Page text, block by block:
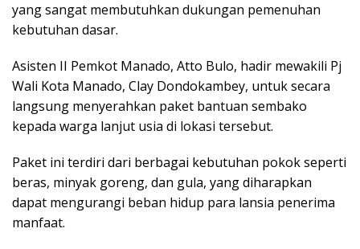
yang sangat membutuhkan dukungan pemenuhan
kebutuhan dasar.
Asisten II Pemkot Manado, Atto Bulo, hadir mewakili Pj
Wali Kota Manado, Clay Dondokambey, untuk secara
langsung menyerahkan paket bantuan sembako
kepada warga lanjut usia di lokasi tersebut.
Paket ini terdiri dari berbagai kebutuhan pokok seperti
beras, minyak goreng, dan gula, yang diharapkan
dapat mengurangi beban hidup para lansia penerima
manfaat.